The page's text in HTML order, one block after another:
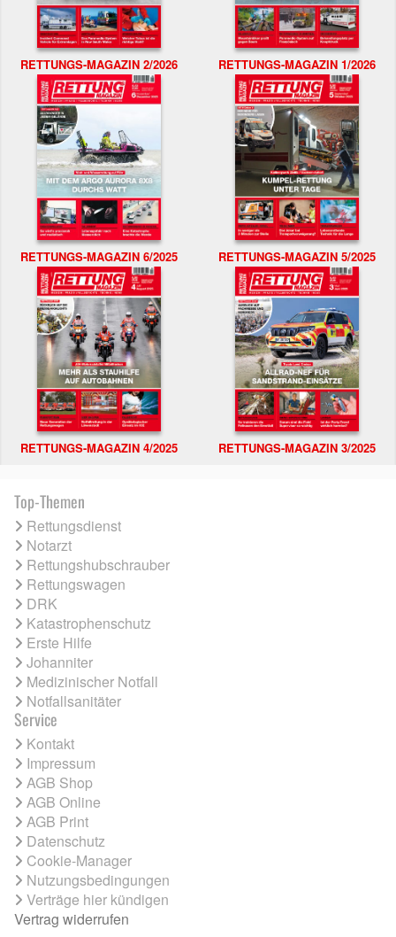
RETTUNGS-MAGAZIN 2/2026 RETTUNGS-MAGAZIN 1/2026
RETTUNGS-MAGAZIN 6/2025 RETTUNGS-MAGAZIN 5/2025
RETTUNGS-MAGAZIN 4/2025 RETTUNGS-MAGAZIN 3/2025
Top-Themen
Rettungsdienst
Notarzt
Rettungshubschrauber
Rettungswagen
DRK
Katastrophenschutz
Erste Hilfe
Johanniter
Medizinischer Notfall
Notfallsanitäter
Service
Kontakt
Impressum
AGB Shop
AGB Online
AGB Print
Datenschutz
Cookie-Manager
Nutzungsbedingungen
Verträge hier kündigen
Vertrag widerrufen